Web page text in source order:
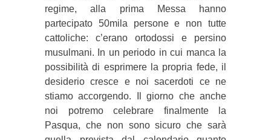
regime, alla prima Messa hanno
partecipato 50mila persone e non tutte
cattoliche: c’erano ortodossi e persino
musulmani. In un periodo in cui manca la
possibilità di esprimere la propria fede, il
desiderio cresce e noi sacerdoti ce ne
stiamo accorgendo. Il giorno che anche
noi potremo celebrare finalmente la
Pasqua, che non sono sicuro che sarà